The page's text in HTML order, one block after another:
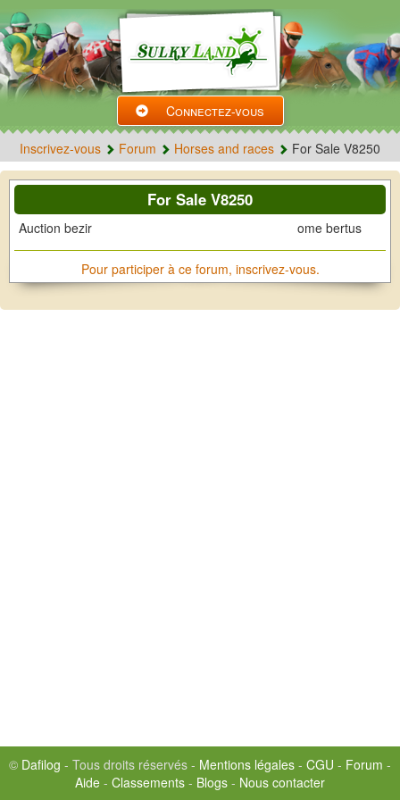
Connectez-vous
Inscrivez-vous Forum Horses and races For Sale V8250
For Sale V8250
Auction bezir ome bertus
Pour participer à ce forum, inscrivez-vous.
© Dafilog - Tous droits réservés - Mentions légales - CGU - Forum -
Aide - Classements - Blogs - Nous contacter